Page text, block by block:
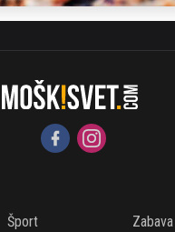
Šport
Zabava